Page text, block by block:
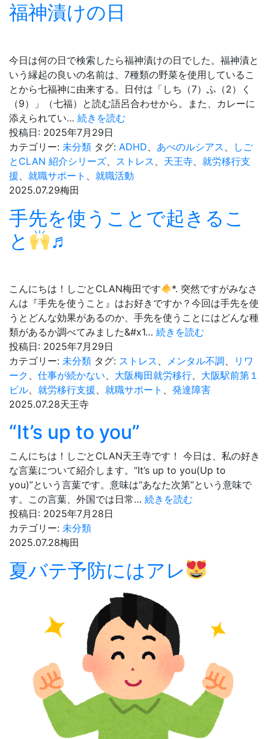
は？
福神漬けの日
今日は何の日で検索したら福神漬けの日でした。福神漬と
いう縁起の良いの名前は、7種類の野菜を使用しているこ
とから七福神に由来する。日付は「しち（7）ふ（2）く
（9）」（七福）と読む語呂合わせから。また、カレーに
添えられてい… 続きを読む
漬
け
の
投稿日: 2025年7月29日
カテゴリー: 未分類 タグ: ADHD、 あべのルシアス 、
しご
とCLAN 紹介シリーズ、 ストレス 、 天王寺、 就労移行支
援、 就職サポート 、 就職活動
2025.07.29梅田
手先を使うことで起きるこ
と
♬
こんにちは！しごとCLAN梅田です
*. 突然ですがみなさ
んは『手先を使うこと』はお好きですか？今回は手先を使
うとどんな効果があるのか、手先を使うことにはどんな種
類があるか調べてみました&#x1… 続きを読む
を
使
う
き
る
こ
投稿日: 2025年7月29日
カテゴリー: 未分類 タグ: ストレス 、 メンタル不調、
リワ
ーク 、 仕事が続かない、 大阪梅田就労移行、 大阪駅前第１
ビル、 就労移行支援、 就職サポート 、 発達障害
2025.07.28天王寺
“It’s up to you”
こんにちは！しごとCLAN天王寺です！ 今日は、私の好き
な言葉について紹介します。“It’s up to you(Up to
you)”という言葉です。意味は“あなた次第”という意味で
す。この言葉、外国では日常… 続きを読む
投稿日: 2025年7月28日
カテゴリー: 未分類
2025.07.28梅田
夏バテ予防にはアレ